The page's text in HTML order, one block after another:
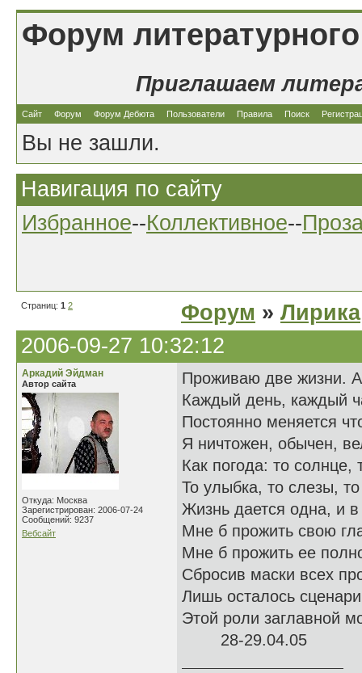
Форум
Приглашаем
Сайт Форум Форум Дебюта Пользователи Правила Поиск
Вы не зашли.
Навигация по сайту
Избранное--Коллективное--
Страниц: 1 2 Форум » Лирика
2006-09-27 10:32:12
Аркадий Эйдман
Автор сайта
Откуда: Москва
Зарегистрирован: 2006-07-24
Сообщений: 9237
Вебсайт
Проживаю две жизни.
Каждый день, каждый
Постоянно меняется
Я ничтожен, обычен,
Как погода: то солнце,
То улыбка, то слезы,
Жизнь дается одна, и
Мне б прожить свою
Мне б прожить ее
Сбросив маски всех
Лишь осталось
Этой роли заглавной
28-29.04.05